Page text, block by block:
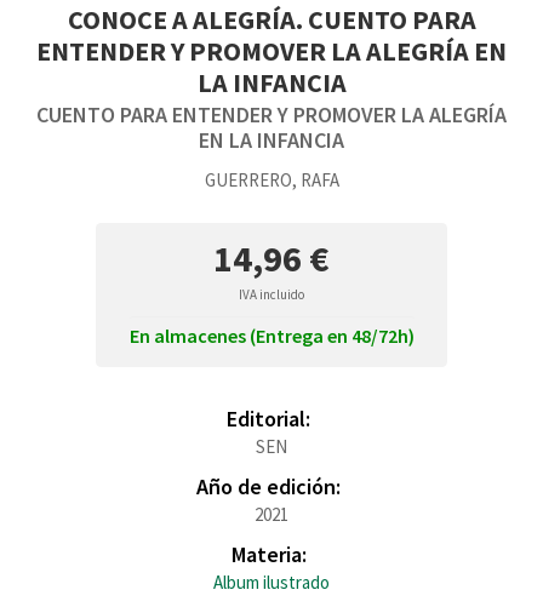
CONOCE A ALEGRÍA. CUENTO PARA
ENTENDER Y PROMOVER LA ALEGRÍA EN
LA INFANCIA
CUENTO PARA ENTENDER Y PROMOVER LA ALEGRÍA
EN LA INFANCIA
GUERRERO, RAFA
14,96 €
IVA incluido
En almacenes (Entrega en 48/72h)
Editorial:
SEN
Año de edición:
2021
Materia:
Album ilustrado